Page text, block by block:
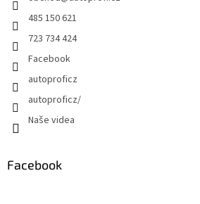
485 150 621
723 734 424
Facebook
autoproficz
autoproficz/
Naše videa
Facebook